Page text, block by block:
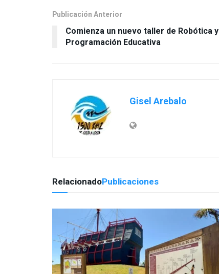
Publicación Anterior
Comienza un nuevo taller de Robótica y
Programación Educativa
Gisel Arebalo
RelacionadoPublicaciones